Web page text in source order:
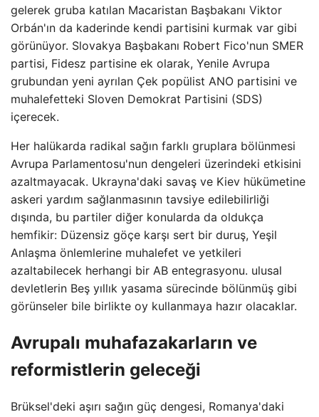
gelerek gruba katılan Macaristan Başbakanı Viktor
Orbán'ın da kaderinde kendi partisini kurmak var gibi
görünüyor. Slovakya Başbakanı Robert Fico'nun SMER
partisi, Fidesz partisine ek olarak, Yenile Avrupa
grubundan yeni ayrılan Çek popülist ANO partisini ve
muhalefetteki Sloven Demokrat Partisini (SDS)
içerecek.
Her halükarda radikal sağın farklı gruplara bölünmesi
Avrupa Parlamentosu'nun dengeleri üzerindeki etkisini
azaltmayacak. Ukrayna'daki savaş ve Kiev hükümetine
askeri yardım sağlanmasının tavsiye edilebilirliği
dışında, bu partiler diğer konularda da oldukça
hemfikir: Düzensiz göçe karşı sert bir duruş, Yeşil
Anlaşma önlemlerine muhalefet ve yetkileri
azaltabilecek herhangi bir AB entegrasyonu. ulusal
devletlerin Beş yıllık yasama sürecinde bölünmüş gibi
görünseler bile birlikte oy kullanmaya hazır olacaklar.
Avrupalı ​​muhafazakarların ve
reformistlerin geleceği
Brüksel'deki aşırı sağın güç dengesi, Romanya'daki